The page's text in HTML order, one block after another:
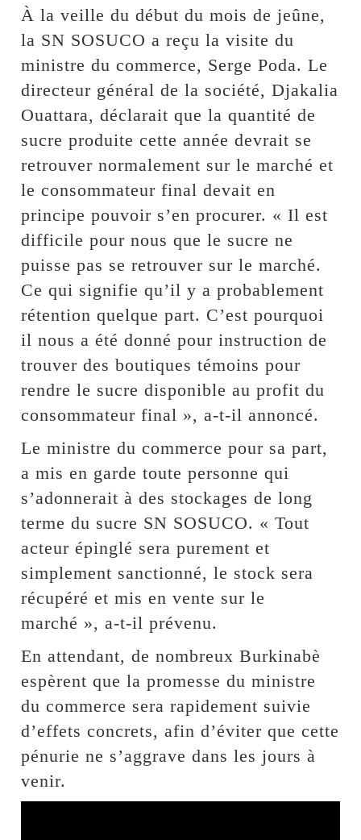
À la veille du début du mois de jeûne,
la SN SOSUCO a reçu la visite du
ministre du commerce, Serge Poda. Le
directeur général de la société, Djakalia
Ouattara, déclarait que la quantité de
sucre produite cette année devrait se
retrouver normalement sur le marché et
le consommateur final devait en
principe pouvoir s’en procurer. « Il est
difficile pour nous que le sucre ne
puisse pas se retrouver sur le marché.
Ce qui signifie qu’il y a probablement
rétention quelque part. C’est pourquoi
il nous a été donné pour instruction de
trouver des boutiques témoins pour
rendre le sucre disponible au profit du
consommateur final », a-t-il annoncé.
Le ministre du commerce pour sa part,
a mis en garde toute personne qui
s’adonnerait à des stockages de long
terme du sucre SN SOSUCO. « Tout
acteur épinglé sera purement et
simplement sanctionné, le stock sera
récupéré et mis en vente sur le
marché », a-t-il prévenu.
En attendant, de nombreux Burkinabè
espèrent que la promesse du ministre
du commerce sera rapidement suivie
d’effets concrets, afin d’éviter que cette
pénurie ne s’aggrave dans les jours à
venir.